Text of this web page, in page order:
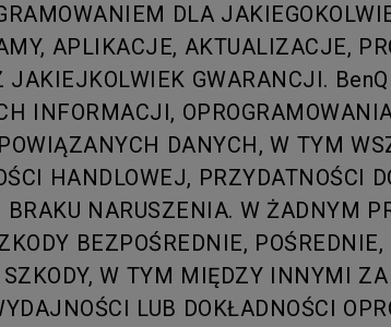
DLA
APLIKACJE, AKTUALIZACJE,
JAKIEJKOLWIEK GWARANCJI.
INFORMACJI,
DANYCH, W TYM
HANDLOWEJ, PRZYDATNOŚCI
NARUSZENIA. W ŻADNYM
BEZPOŚREDNIE,
W TYM MIĘDZY INNYMI
LUB DOKŁADNOŚCI